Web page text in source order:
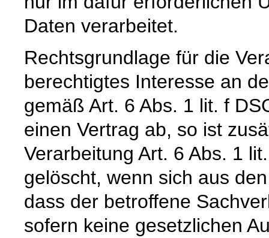
Daten verarbeitet.
Rechtsgrundlage für die
berechtigtes Interesse an
gemäß Art. 6 Abs. 1 lit. f
einen Vertrag ab, so ist
Verarbeitung Art. 6 Abs. 1
gelöscht, wenn sich aus
dass der betroffene
sofern keine gesetzlichen